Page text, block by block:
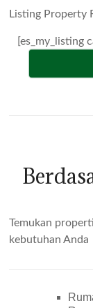
Listing Property
[es_my_listing
Temukan
kebutuhan Anda